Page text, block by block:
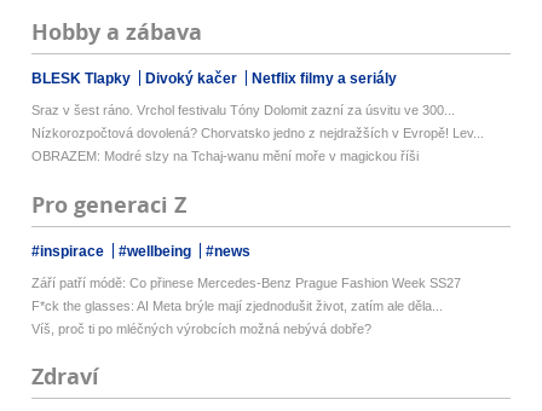
Hobby a zábava
BLESK Tlapky Divoký kačer Netflix filmy a seriály
Sraz v šest ráno. Vrchol festivalu Tóny Dolomit zazní za úsvitu ve 300...
Nízkorozpočtová dovolená? Chorvatsko jedno z nejdražších v Evropě! Lev...
OBRAZEM: Modré slzy na Tchaj-wanu mění moře v magickou říši
Pro generaci Z
#inspirace #wellbeing #news
Září patří módě: Co přinese Mercedes-Benz Prague Fashion Week SS27
F*ck the glasses: AI Meta brýle mají zjednodušit život, zatím ale děla...
Víš, proč ti po mléčných výrobcích možná nebývá dobře?
Zdraví